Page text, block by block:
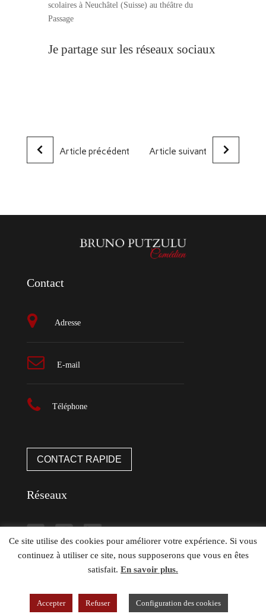
scolaires à Neuchâtel (Suisse) au théâtre du
Passage
Je partage sur les réseaux sociaux
Article précédent Article suivant
Contact
Adresse
E-mail
Téléphone
CONTACT RAPIDE
Réseaux
Ce site utilise des cookies pour améliorer votre expérience. Si vous
continuez à utiliser ce site, nous supposerons que vous en êtes
satisfait. En savoir plus.
Accepter Refuser Configuration des cookies